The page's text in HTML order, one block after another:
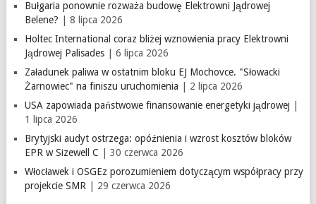
Bułgaria ponownie rozważa budowę Elektrowni Jądrowej
Belene? | 8 lipca 2026
Holtec International coraz bliżej wznowienia pracy Elektrowni
Jądrowej Palisades| 6 lipca 2026
Załadunek paliwa w ostatnim bloku EJ Mochovce. "Słowacki
Żarnowiec" na finiszu uruchomienia | 2 lipca 2026
USA zapowiada państwowe finansowanie energetyki jądrowej
1 lipca 2026
Brytyjski audyt ostrzega: opóźnienia i wzrost kosztów bloków
EPR w Sizewell C | 30 czerwca 2026
Włocławek i OSGEz porozumieniem dotyczącym współpracy przy
projekcie SMR| 29 czerwca 2026